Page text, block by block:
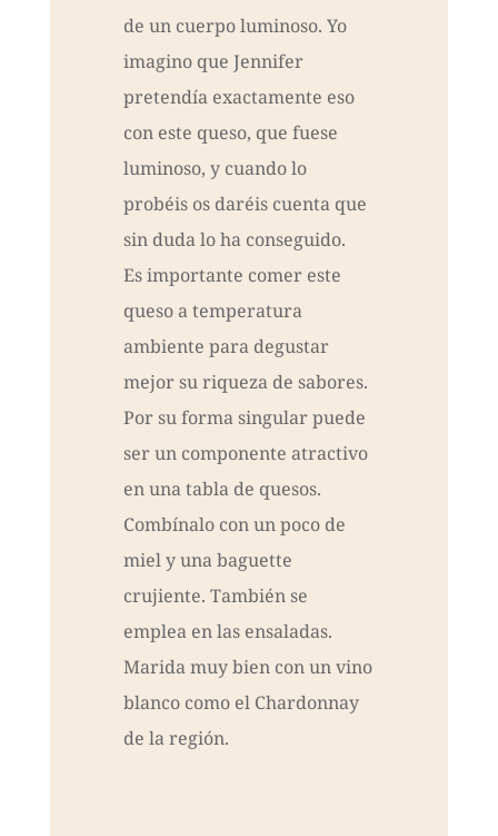
de un cuerpo luminoso. Yo
imagino que Jennifer
pretendía exactamente eso
con este queso, que fuese
luminoso, y cuando lo
probéis os daréis cuenta que
sin duda lo ha conseguido.
Es importante comer este
queso a temperatura
ambiente para degustar
mejor su riqueza de sabores.
Por su forma singular puede
ser un componente atractivo
en una tabla de quesos.
Combínalo con un poco de
miel y una baguette
crujiente. También se
emplea en las ensaladas.
Marida muy bien con un vino
blanco como el Chardonnay
de la región.